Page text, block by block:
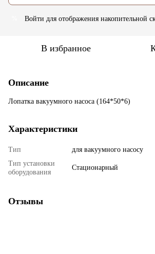
Войти для отображения накопительной
В избранное
Описание
Лопатка вакуумного насоса (164*50*6)
Характеристики
Тип
для вакуумного насосу
Тип установки
оборудования
Стационарный
Отзывы